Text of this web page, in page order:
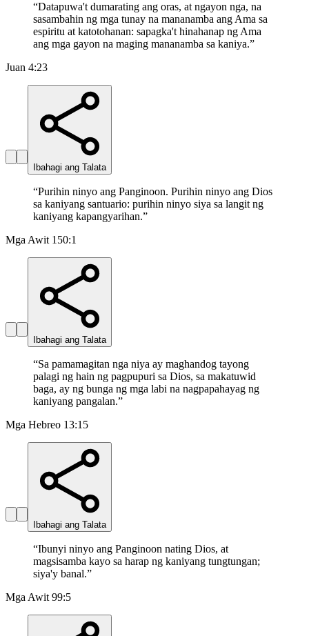
“Datapuwa't dumarating ang oras, at ngayon nga, na
sasambahin ng mga tunay na mananamba ang Ama sa
espiritu at katotohanan: sapagka't hinahanap ng Ama
ang mga gayon na maging mananamba sa kaniya.”
Juan 4:23
Ibahagi ang Talata
“Purihin ninyo ang Panginoon. Purihin ninyo ang Dios
sa kaniyang santuario: purihin ninyo siya sa langit ng
kaniyang kapangyarihan.”
Mga Awit 150:1
Ibahagi ang Talata
“Sa pamamagitan nga niya ay maghandog tayong
palagi ng hain ng pagpupuri sa Dios, sa makatuwid
baga, ay ng bunga ng mga labi na nagpapahayag ng
kaniyang pangalan.”
Mga Hebreo 13:15
Ibahagi ang Talata
“Ibunyi ninyo ang Panginoon nating Dios, at
magsisamba kayo sa harap ng kaniyang tungtungan;
siya'y banal.”
Mga Awit 99:5